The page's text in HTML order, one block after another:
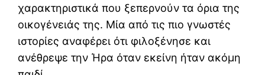
χαρακτηριστικά που ξεπερνούν τα όρια της
οικογένειάς της. Μία από τις πιο γνωστές
ιστορίες αναφέρει ότι φιλοξένησε και
ανέθρεψε την Ήρα όταν εκείνη ήταν ακόμη